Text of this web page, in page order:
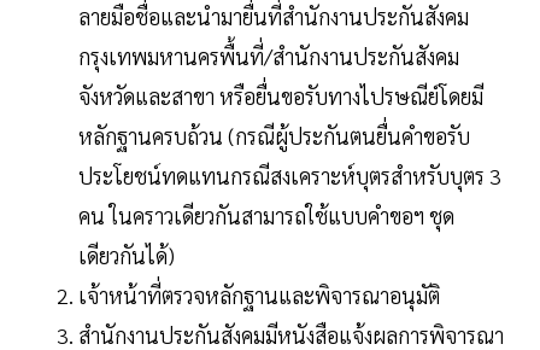
ลายมือชื่อและนำมายื่นที่สำนักงานประกันสังคม
กรุงเทพมหานครพื้นที่/สำนักงานประกันสังคม
จังหวัดและสาขา หรือยื่นขอรับทางไปรษณีย์โดยมี
หลักฐานครบถ้วน (กรณีผู้ประกันตนยื่นคำขอรับ
ประโยชน์ทดแทนกรณีสงเคราะห์บุตรสำหรับบุตร 3
คน ในคราวเดียวกันสามารถใช้แบบคำขอฯ ชุด
เดียวกันได้)
เจ้าหน้าที่ตรวจหลักฐานและพิจารณาอนุมัติ
สำนักงานประกันสังคมมีหนังสือแจ้งผลการพิจารณา